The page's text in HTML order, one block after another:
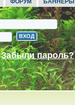
ФОРУМ БАННЕРЫ
Забыли пароль?